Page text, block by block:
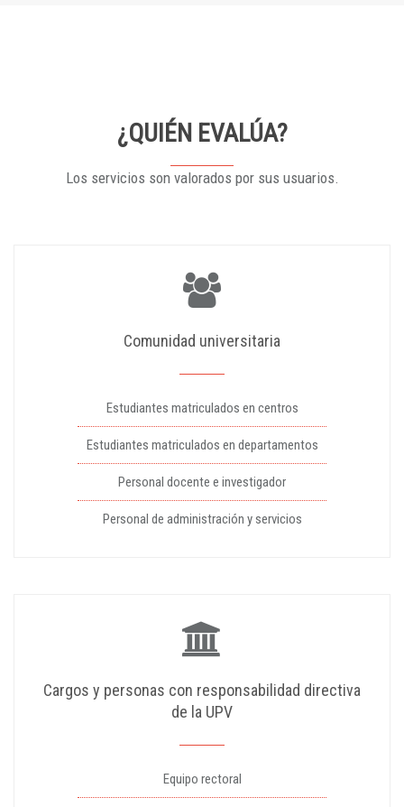
¿QUIÉN EVALÚA?
Los servicios son valorados por sus usuarios.
Comunidad universitaria
Estudiantes matriculados en centros
Estudiantes matriculados en departamentos
Personal docente e investigador
Personal de administración y servicios
Cargos y personas con responsabilidad directiva
de la UPV
Equipo rectoral